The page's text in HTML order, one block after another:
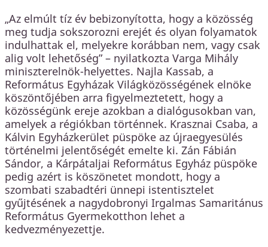
„Az elmúlt tíz év bebizonyította, hogy a közösség
meg tudja sokszorozni erejét és olyan folyamatok
indulhattak el, melyekre korábban nem, vagy csak
alig volt lehetőség” – nyilatkozta Varga Mihály
miniszterelnök-helyettes. Najla Kassab, a
Református Egyházak Világközösségének elnöke
köszöntőjében arra figyelmeztetett, hogy a
közösségünk ereje azokban a dialógusokban van,
amelyek a régiókban történnek. Krasznai Csaba, a
Kálvin Egyházkerület püspöke az újraegyesülés
történelmi jelentőségét emelte ki. Zán Fábián
Sándor, a Kárpátaljai Református Egyház püspöke
pedig azért is köszönetet mondott, hogy a
szombati szabadtéri ünnepi istentisztelet
gyűjtésének a nagydobronyi Irgalmas Samaritánus
Református Gyermekotthon lehet a
kedvezményezettje.